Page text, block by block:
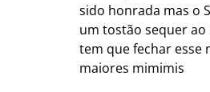
sido honrada mas o
um tostão sequer
tem que fechar esse
maiores mimimis